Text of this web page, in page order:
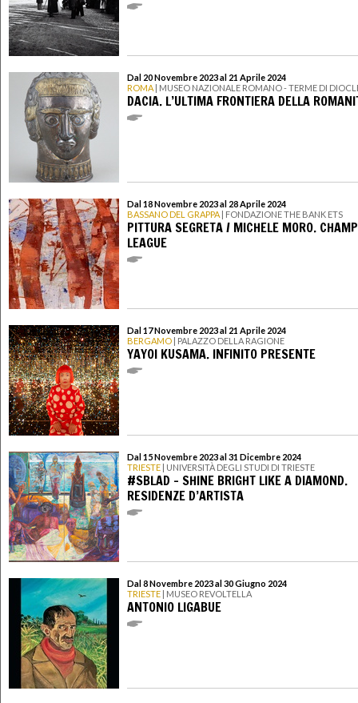
Dal 20 Novembre 2023 al 21 Aprile 2024
ROMA | MUSEO NAZIONALE ROMANO - TERME DI
DACIA. L’ULTIMA FRONTIERA DELLA
Dal 18 Novembre 2023 al 28 Aprile 2024
BASSANO DEL GRAPPA | FONDAZIONE THE BANK ETS
PITTURA SEGRETA / MICHELE MORO.
LEAGUE
Dal 17 Novembre 2023 al 21 Aprile 2024
BERGAMO | PALAZZO DELLA RAGIONE
YAYOI KUSAMA. INFINITO PRESENTE
Dal 15 Novembre 2023 al 31 Dicembre 2024
TRIESTE | UNIVERSITÀ DEGLI STUDI DI TRIESTE
#SBLAD - SHINE BRIGHT LIKE A DIAMOND.
RESIDENZE D’ARTISTA
Dal 8 Novembre 2023 al 30 Giugno 2024
TRIESTE | MUSEO REVOLTELLA
ANTONIO LIGABUE